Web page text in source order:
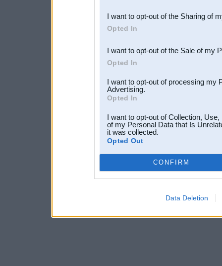
Downstream Participants
third parties.
I want to opt-out of the Sharing of
Opted In
I want to opt-out of the Sale of my
Opted In
I want to opt-out of processing my
Advertising.
Opted In
I want to opt-out of Collection,
of my Personal Data that Is
it was collected.
Opted Out
CONFIRM
Data Deletion